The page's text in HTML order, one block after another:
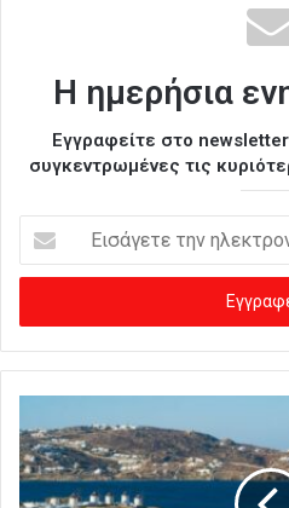
Η ημερήσια
Εγγραφείτε στο
συγκεντρωμένες τις
σ
γ
ε
τ
η
ν